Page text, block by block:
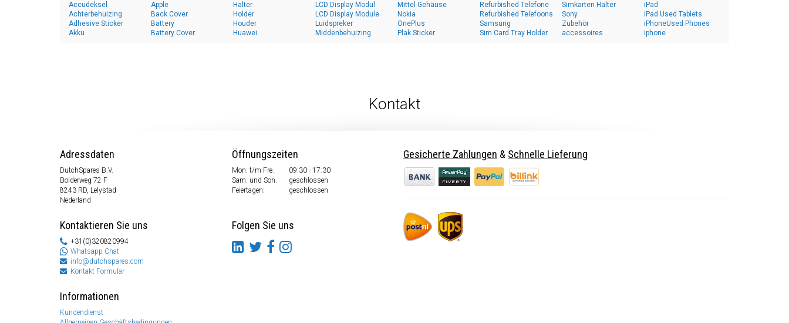
Accudeksel
Achterbehuizing
Adhesive Sticker
Akku
Apple
Back Cover
Battery
Battery Cover
Halter
Holder
Houder
Huawei
LCD Display Modul
LCD Display Module
Luidspreker
Middenbehuizing
Mittel Gehäuse
Nokia
OnePlus
Plak Sticker
Refurbished Telefone
Refurbished Telefoons
Samsung
Sim Card Tray Holder
Simkarten Halter
Sony
Zubehör
accessoires
iPad
iPad Used Tablets
iPhoneUsed Phones
iphone
Kontakt
Adressdaten
DutchSpares B.V.
Bolderweg 72 F
8243 RD, Lelystad
Nederland
Kontaktieren Sie uns
+31(0)320820994
Whatsapp Chat
info@dutchspares.com
Kontakt Formular
Informationen
Kundendienst
Öffnungszeiten
Mon. t/m Fre.
09:30 - 17:30
Sam. und Son.
geschlossen
Feiertagen:
geschlossen
Folgen Sie uns
Gesicherte Zahlungen & Schnelle Lieferung